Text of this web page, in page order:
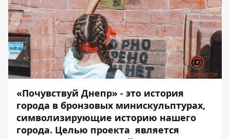
«Почувствуй Днепр» - это история
города в бронзовых минискульптурах,
символизирующие историю нашего
города. Целью проекта является